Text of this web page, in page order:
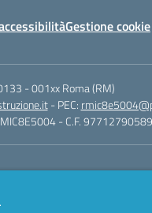
Gestione cookie
-001xx Roma (RM)
- PEC:
- C.F. 97712790589